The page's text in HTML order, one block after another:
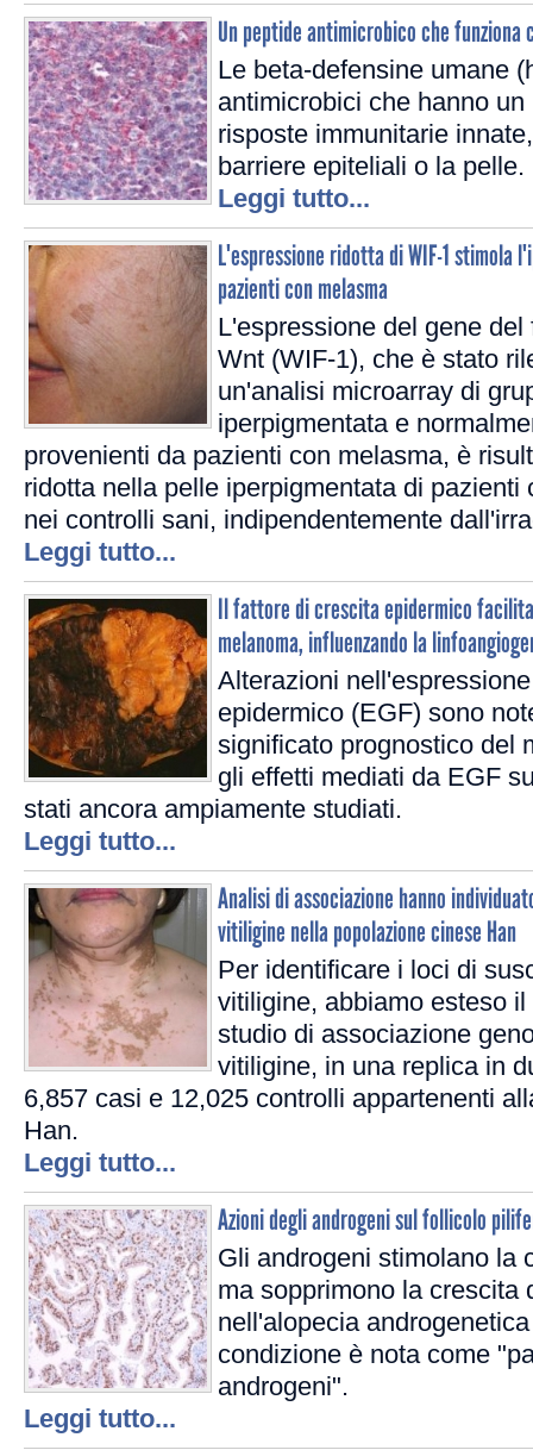
Un peptide antimicrobico che funziona
Le beta-defensine umane
antimicrobici che hanno
risposte immunitarie
barriere epiteliali o la pelle.
Leggi tutto...
L'espressione ridotta di WIF-1 stimola
pazienti con melasma
L'espressione del gene
Wnt (WIF-1), che è stato
un'analisi microarray di
iperpigmentata e
provenienti da pazienti con melasma, è
ridotta nella pelle iperpigmentata di pazienti
nei controlli sani, indipendentemente
Leggi tutto...
Il fattore di crescita epidermico
melanoma, influenzando la
Alterazioni
epidermico (EGF) sono
significato prognostico del
gli effetti mediati da EGF
stati ancora ampiamente studiati.
Leggi tutto...
Analisi di associazione hanno
vitiligine nella popolazione cinese Han
Per identificare i loci di
vitiligine, abbiamo esteso
studio di associazione
vitiligine, in una replica in
6,857 casi e 12,025 controlli appartenenti
Han.
Leggi tutto...
Azioni degli androgeni sul follicolo
Gli androgeni stimolano la
ma sopprimono la crescita
nell'alopecia
condizione è nota come
androgeni".
Leggi tutto...